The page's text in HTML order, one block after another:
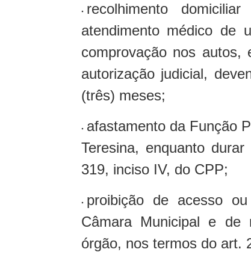
recolhimento
atendimento médico de
comprovação nos autos,
autorização judicial,
(três) meses;
afastamento da Função
Teresina, enquanto
319, inciso IV, do CPP;
proibição de acesso
Câmara Municipal e de
órgão, nos termos do art.